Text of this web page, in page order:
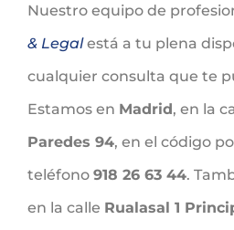
Nuestro equipo de
& Legalestá a tu plena
cualquier consulta que te
Estamos en Madrid, en la
Paredes 94, en el código
teléfono 918 26 63 44.
en la calle Rualasal 1